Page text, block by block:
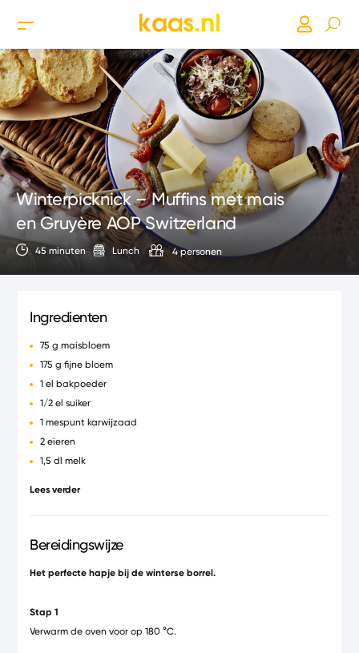
Winterpicknick – Muffins met mais
en Gruyère AOP Switzerland
45 minuten Lunch 4 personen
Ingredienten
75 g maisbloem
175 g fijne bloem
1 el bakpoeder
1/2 el suiker
1 mespunt karwijzaad
2 eieren
1,5 dl melk
Lees verder
Bereidingswijze
Het perfecte hapje bij de winterse borrel.
Stap 1
Verwarm de oven voor op 180 °C.